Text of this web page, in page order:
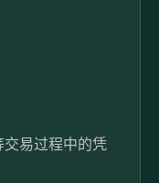
易过程中的凭